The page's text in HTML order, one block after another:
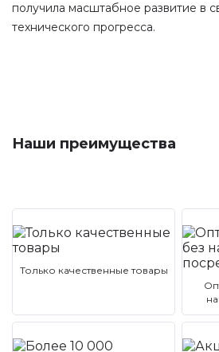
получила масштабное развитие в
технического прогресса.
Наши преимущества
Только качественные товары